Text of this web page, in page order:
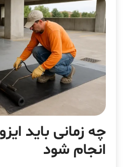
چه زمانی باید
انجام شود